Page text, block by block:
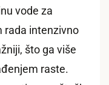
vode za
rada intenzivno
što ga više
raste.